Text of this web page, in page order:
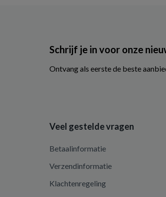
Schrijf je in voor onze
Ontvang als eerste de beste
Veel gestelde vragen
Betaalinformatie
Verzendinformatie
Klachtenregeling